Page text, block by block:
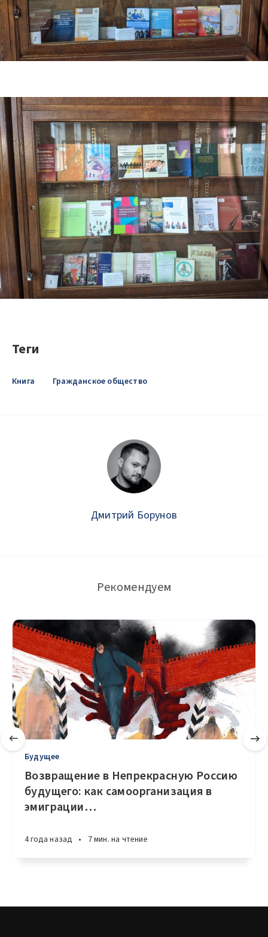
Теги
Книга Гражданское общество
Дмитрий Борунов
Рекомендуем
Будущее
Возвращение в Непрекрасную Россию
будущего: как самоорганизация в
эмиграции…
4 года назад • 7 мин. на чтение